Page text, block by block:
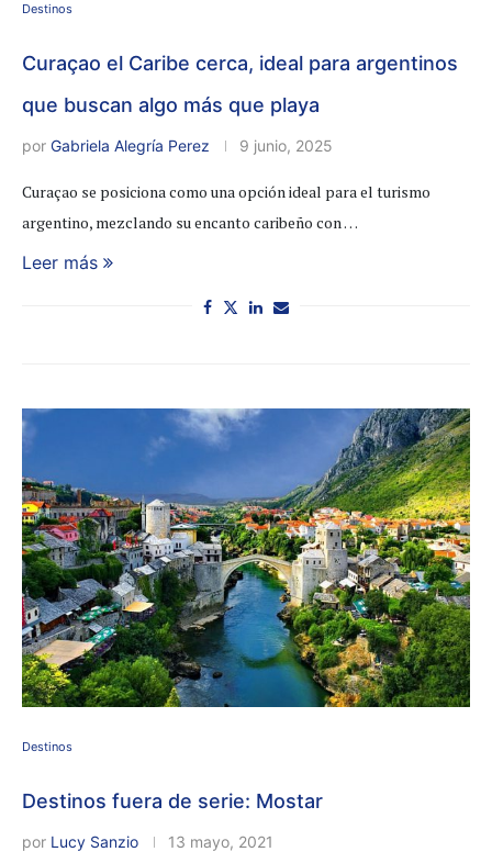
Destinos
Curaçao el Caribe cerca, ideal para argentinos
que buscan algo más que playa
por Gabriela Alegría Perez 9 junio, 2025
Curaçao se posiciona como una opción ideal para el turismo
argentino, mezclando su encanto caribeño con …
Leer más
Destinos
Destinos fuera de serie: Mostar
por Lucy Sanzio 13 mayo, 2021